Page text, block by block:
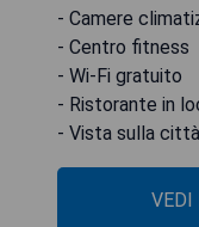
- Camere
- Centro fitness
- Wi-Fi gratuito
- Ristorante in
- Vista sulla
VEDI